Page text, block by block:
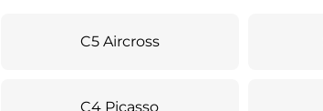
C5 Aircross
C4 Picasso